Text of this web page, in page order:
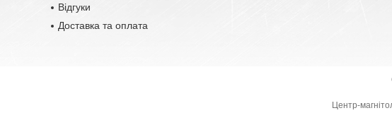
Відгуки
Доставка та оплата